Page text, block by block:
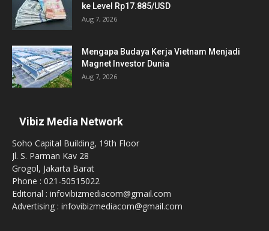
ke Level Rp17.885/USD
Aug 7, 2026
Mengapa Budaya Kerja Vietnam Menjadi
Magnet Investor Dunia
Aug 7, 2026
Vibiz Media Network
Soho Capital Building, 19th Floor
Jl. S. Parman Kav 28
Grogol, Jakarta Barat
Phone : 021-50515022
Editorial : infovibizmediacom@gmail.com
Advertising : infovibizmediacom@gmail.com